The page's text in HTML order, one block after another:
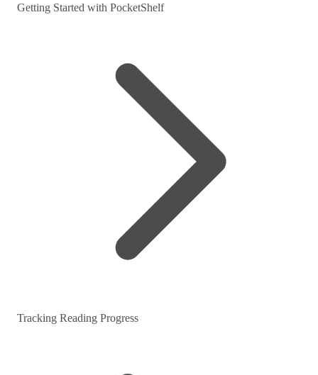
Getting Started with PocketShelf
Tracking Reading Progress